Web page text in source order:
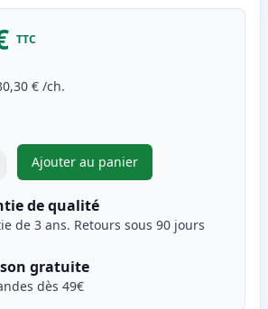
TTC
€ /ch.
pour ajuster
Ajouter au panier
,Pack de 5 Canon 703 toner
de qualité
de 3 ans. Retours sous 90 jours
gratuite
dès 49€